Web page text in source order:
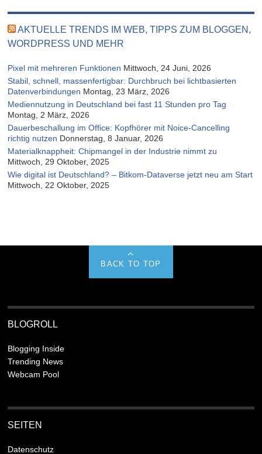
AKTUELLE TRENDS IM WEB, TIPPS ZUM BLOGGEN,
WORDPRESS UND MEHR
Pixel mit mehreren Funktionen Mittwoch, 24 Juni, 2026
Stabil, schnell, massenfertigbar: Durchbruch bei lichtbasierten
Datenverbindungen Montag, 23 März, 2026
Mediennutzung in Deutschland bei fast 11 Stunden pro Tag
Montag, 2 März, 2026
Dauerbeschallung im Office: Kopfhörer mit Noice-Cancelling
richtig nutzen Donnerstag, 8 Januar, 2026
Materialknappheit: Chipmangel in der Industrie nimmt zu
Mittwoch, 29 Oktober, 2025
Wie digital ist Deutschland? – Bitkom-Dataverse jetzt neu am Start
Mittwoch, 22 Oktober, 2025
BACK TO TOP
BLOGROLL
Blogging Inside
Trending News
Webcam Pool
SEITEN
Datenschutz